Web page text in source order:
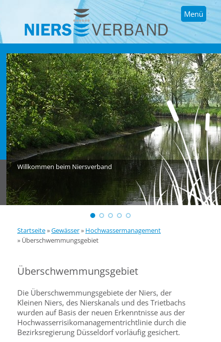
Menü
Willkommen beim Niersverband
Startseite»Gewässer» Hochwassermanagement
» Überschwemmungsgebiet
Überschwemmungsgebiet
Die Überschwemmungsgebiete der Niers, der
Kleinen Niers, des Nierskanals und des Trietbachs
wurden auf Basis der neuen Erkenntnisse aus der
Hochwasserrisikomanagementrichtlinie durch die
Bezirksregierung Düsseldorf vorläufig gesichert.